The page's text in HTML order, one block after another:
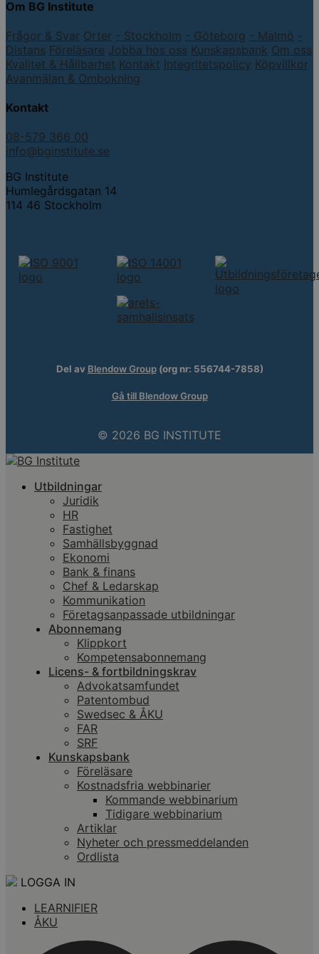
Om BG Institute
Frågor & Svar Orter - Stockholm - Göteborg - Malmö -
Distans Föreläsare Jobba hos oss Kunskapsbank Om oss
Kvalitet & Hållbarhet Kontakt Integritetspolicy Köpvillkor
Avanmälan & Ombokning
Kontakt
08-579 366 00
info@bginstitute.se
BG Institute
Humlegårdsgatan 14
114 46 Stockholm
Del av Blendow Group(org nr: 556744-7858)
Gå till Blendow Group
© 2026 BG INSTITUTE
Utbildningar
Juridik
HR
Fastighet
Samhällsbyggnad
Ekonomi
Bank & finans
Chef & Ledarskap
Kommunikation
Företagsanpassade utbildningar
Abonnemang
Klippkort
Kompetensabonnemang
Licens- & fortbildningskrav
Advokatsamfundet
Patentombud
Swedsec & ÅKU
FAR
SRF
Kunskapsbank
Föreläsare
Kostnadsfria webbinarier
Kommande webbinarium
Tidigare webbinarium
Artiklar
Nyheter och pressmeddelanden
Ordlista
LOGGA IN
LEARNIFIER
ÅKU